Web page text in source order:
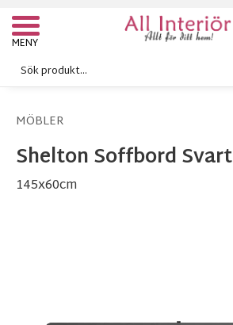
Meny
MÖBLER
Shelton Soffbord Svart
145x60cm